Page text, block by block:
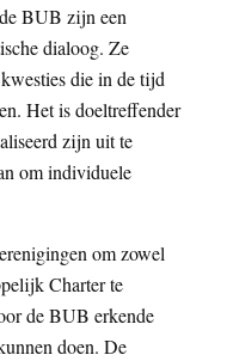
BUB zijn een
dialoog. Ze
die in de tijd
Het is doeltreffender
zijn uit te
om individuele
om zowel
Charter te
de BUB erkende
doen. De